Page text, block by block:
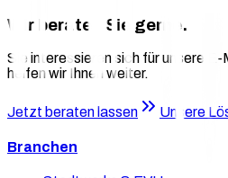
Wir beraten Sie gerne.
Sie interessieren sich für unsere E-
helfen wir Ihnen weiter.
Jetzt beraten lassen Unsere
Branchen